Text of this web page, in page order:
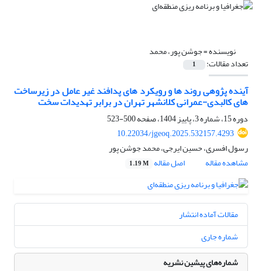
نویسنده =جوشن پور، محمد
تعداد مقالات: 1
آینده پژوهی روند ها و رویکرد های پدافند غیر عامل در زیرساخت
های کالبدی-عمرانی کلانشهر تهران در برابر تهدیدات سخت
دوره 15، شماره 3، پاییز 1404، صفحه
500-523
10.22034/jgeoq.2025.532157.4293
رسول افسری، حسین ایرجی، محمد جوشن پور
مشاهده مقاله
اصل مقاله 1.19 M
مقالات آماده انتشار
شماره جاری
شماره‌های پیشین نشریه